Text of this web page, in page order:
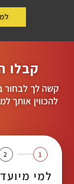
קבלו
קשה לך לבחור
להכווין אותך
1
2
למי